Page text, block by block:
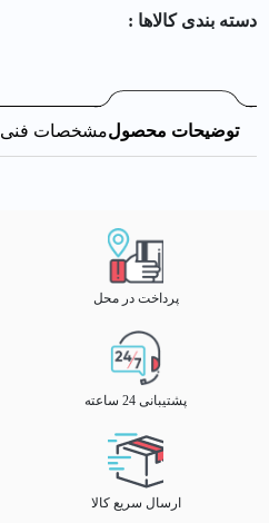
دسته بندی کالا‌ها :
توضیحات محصولمشخصات فنی
پرداخت در محل
پشتیبانی 24 ساعته
ارسال سریع کالا